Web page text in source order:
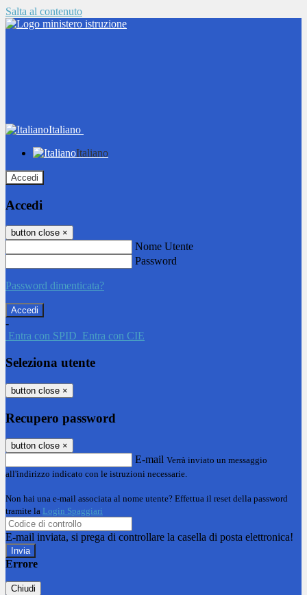
Salta al contenuto
Italiano
Italiano
Accedi
Accedi
button close ×
Nome Utente
Password
Password dimenticata?
-
Entra con SPID Entra con CIE
Seleziona utente
button close ×
Recupero password
button close ×
E-mail Verrà inviato un messaggio
all'indirizzo indicato con le istruzioni necessarie.
Non hai una e-mail associata al nome utente? Effettua il reset della password
tramite la Login Spaggiari
E-mail inviata, si prega di controllare la casella di posta elettronica!
Errore
Chiudi